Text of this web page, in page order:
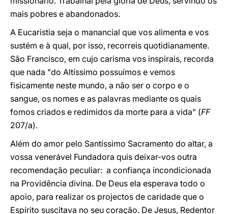
mais pobres e abandonados.
A Eucaristia seja o manancial que vos alimenta e vos
sustém e à qual, por isso, recorreis quotidianamente.
São Francisco, em cujo carisma vos inspirais, recorda
que nada "do Altíssimo possuímos e vemos
fisicamente neste mundo, a não ser o corpo e o
sangue, os nomes e as palavras mediante os quais
fomos criados e redimidos da morte para a vida" (FF
207/a).
Além do amor pelo Santíssimo Sacramento do altar, a
vossa venerável Fundadora quis deixar-vos outra
recomendação peculiar: a confiança incondicionada
na Providência divina. De Deus ela esperava todo o
apoio, para realizar os projectos de caridade que o
Espírito suscitava no seu coração. De Jesus, Redentor